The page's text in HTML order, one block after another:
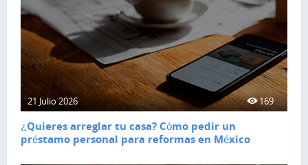
21 Julio 2026 169
¿Quieres arreglar tu casa? Cómo pedir un
préstamo personal para reformas en México